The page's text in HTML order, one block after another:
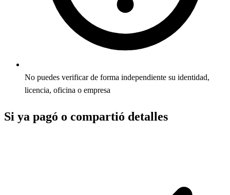
No puedes verificar de forma independiente su identidad,
licencia, oficina o empresa
Si ya pagó o compartió detalles